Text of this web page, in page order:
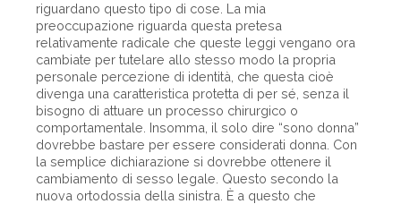
riguardano questo tipo di cose. La mia
preoccupazione riguarda questa pretesa
relativamente radicale che queste leggi vengano ora
cambiate per tutelare allo stesso modo la propria
personale percezione di identità, che questa cioè
divenga una caratteristica protetta di per sé, senza il
bisogno di attuare un processo chirurgico o
comportamentale. Insomma, il solo dire “sono donna”
dovrebbe bastare per essere considerati donna. Con
la semplice dichiarazione si dovrebbe ottenere il
cambiamento di sesso legale. Questo secondo la
nuova ortodossia della sinistra. È a questo che